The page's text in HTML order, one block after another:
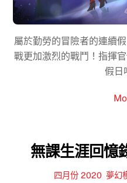
屬於勤勞的冒險者的連續
戰更加激烈的戰鬥！指揮
假日
無課生涯回憶
四月份 2020 夢幻